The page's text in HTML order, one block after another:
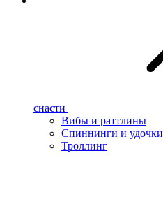
снасти
Вибы и раттлины
Спиннинги и удочки
Троллинг